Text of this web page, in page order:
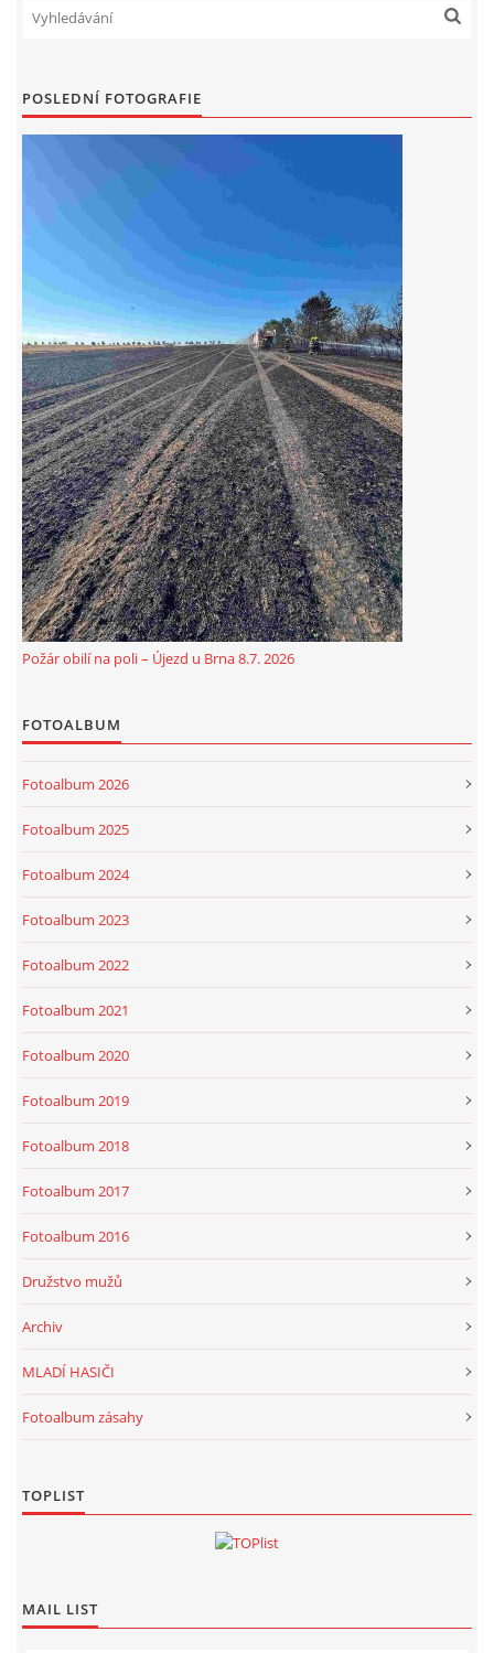
JEDNOTNÝ SYSTÉM VAROVÁNÍ A VYROZUMĚNÍ
OBYVATELSTVA ČR
VÝBOR SDH
© 2026 eStránky.cz |Aktualizováno: 5. 8. 2026
POSLEDNÍ FOTOGRAFIE
Požár obilí na poli – Újezd u Brna 8.7. 2026
FOTOALBUM
Fotoalbum 2026
Fotoalbum 2025
Fotoalbum 2024
Fotoalbum 2023
Fotoalbum 2022
Fotoalbum 2021
Fotoalbum 2020
Fotoalbum 2019
Fotoalbum 2018
Fotoalbum 2017
Fotoalbum 2016
Družstvo mužů
Archiv
MLADÍ HASIČI
Fotoalbum zásahy
TOPLIST
MAIL LIST